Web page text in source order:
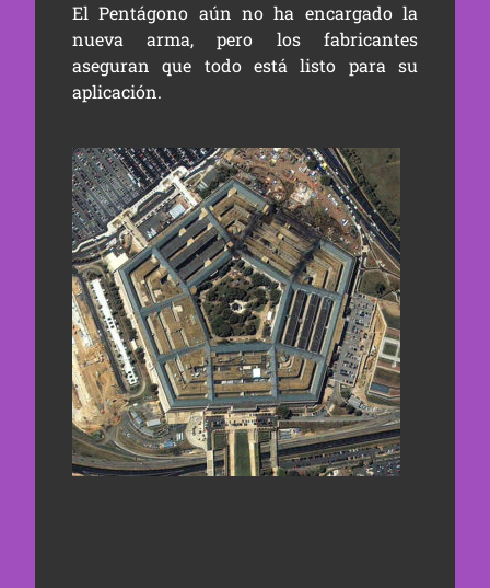
El Pentágono aún no ha encargado la
nueva arma, pero los fabricantes
aseguran que todo está listo para su
aplicación.